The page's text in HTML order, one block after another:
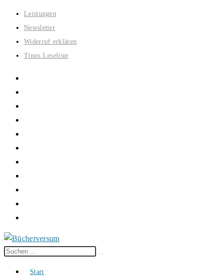
Zum
Inhalt
springen
Leistungen
Newsletter
Widerruf erklären
Tinos Leseliste
Diese
durchsuchen
Start